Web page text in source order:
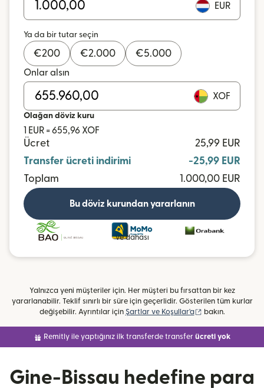
EUR
Ya da bir tutar seçin
€200 €2.000 €5.000
Onlar alsın
XOF
Olağan döviz kuru
1 EUR = 655,96 XOF
Ücret
25,99 EUR
Transfer ücreti indirimi
-25,99 EUR
Toplam
1.000,00 EUR
Bu döviz kurundan yararlanın
ve dahası
Yalnızca yeni müşteriler için. Her müşteri bu fırsattan bir kez
yararlanabilir. Teklif sınırlı bir süre için geçerlidir. Gösterilen tüm kurlar
değişebilir. Ayrıntılar için Şartlar ve Koşullar'a (yeni pencerede
bakın.
Remitly ile yaptığınız ilk transferde transfer ücreti yok
Gine-Bissau hedefine para